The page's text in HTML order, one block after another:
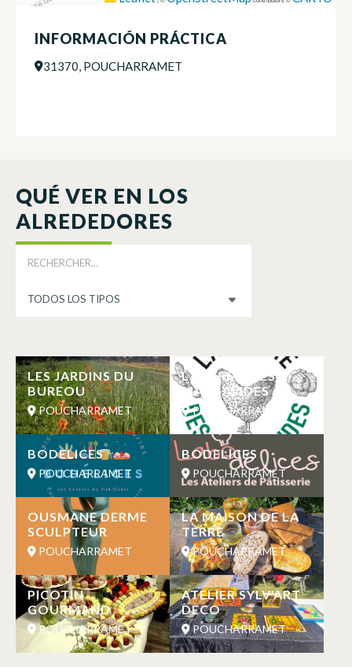
INFORMACIÓN PRÁCTICA
31370, POUCHARRAMET
QUÉ VER EN LOS
ALREDEDORES
LES JARDINS DU
BUREOU
POUCHARRAMET
LA FERME DES
MARGALIDES
POUCHARRAMET
BODELICES
POUCHARRAMET
BODELICES
POUCHARRAMET
OUSMANE DERME
SCULPTEUR
POUCHARRAMET
LA MAISON DE LA
TERRE
POUCHARRAMET
PICOTIN
GOURMAND
POUCHARRAMET
ATELIER SYLV’ART
DECO
POUCHARRAMET